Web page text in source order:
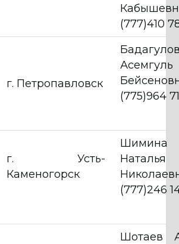
(777)410
г. Петропавловск
Асемгуль
(775)964
г. Усть-
Каменогорск
Шимина
Наталья
(777)246
Шотаев